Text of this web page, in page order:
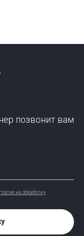
позвонит вам
на обработку